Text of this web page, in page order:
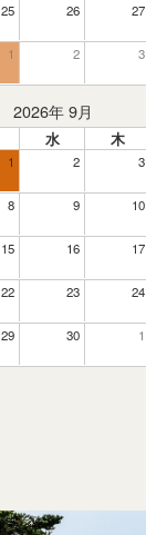
25 26 27
1 2 3
2026年 9月
水 木
1 2 3
8 9 10
15 16 17
22 23 24
29 30 1